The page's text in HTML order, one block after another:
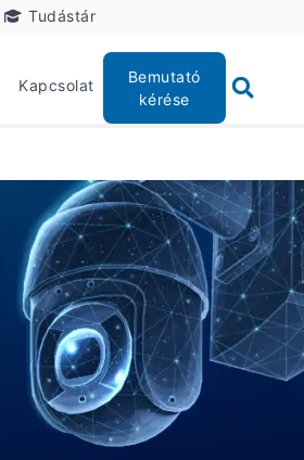
Tudástár
Kapcsolat
Bemutató
kérése